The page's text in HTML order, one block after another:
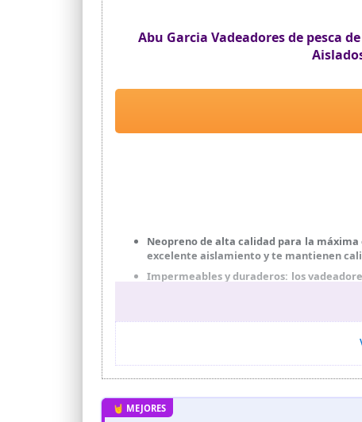
Abu Garcia Vadeadores de pesca
Neopreno de alta calidad para la
excelente aislamiento y te mantienen
Impermeables y duraderos: los
Botas integradas con suelas de fieltro
mejor tracción sobre rocas mojadas y
Tirantes ajustables y ajuste cómodo -
Ideal para un uso versátil en
cualquiera que necesite comodidad seca